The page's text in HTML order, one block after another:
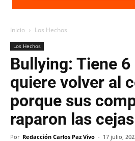
Inicio Los Hechos
Los Hechos
Bullying: Tiene 6
quiere volver al
porque sus
raparon las cejas
Por Redacción Carlos Paz Vivo - 17 julio,